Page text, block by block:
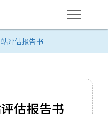
评估报告书
估报告书